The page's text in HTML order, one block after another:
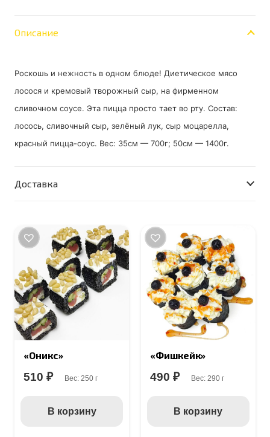
"Соренто"
Описание
Роскошь и нежность в одном блюде! Диетическое мясо
лосося и кремовый творожный сыр, на фирменном
сливочном соусе. Эта пицца просто тает во рту. Состав:
лосось, сливочный сыр, зелёный лук, сыр моцарелла,
красный пицца-соус. Вес: 35см — 700г; 50см — 1400г.
Доставка
«Оникс»
510 ₽ Вес: 250 г
В корзину
«Фишкейк»
490 ₽ Вес: 290 г
В корзину